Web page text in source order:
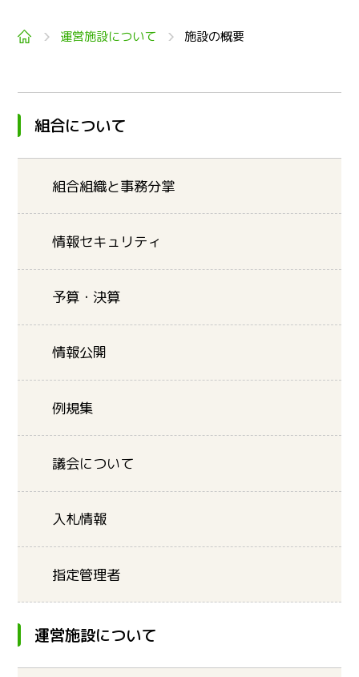
トップ運営施設について 施設の概要
組合について
組合組織と事務分掌
情報セキュリティ
予算・決算
情報公開
例規集
議会について
入札情報
指定管理者
運営施設について